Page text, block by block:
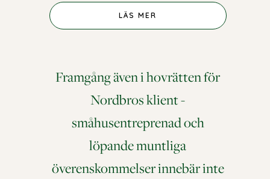
LÄS MER
Framgång även i hovrätten för
Nordbros klient -
småhusentreprenad och
löpande muntliga
överenskommelser innebär inte